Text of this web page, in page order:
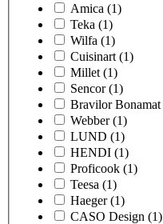
Amica (1)
Teka (1)
Wilfa (1)
Cuisinart (1)
Millet (1)
Sencor (1)
Bravilor Bonamat
Webber (1)
LUND (1)
HENDI (1)
Proficook (1)
Teesa (1)
Haeger (1)
CASO Design (1)